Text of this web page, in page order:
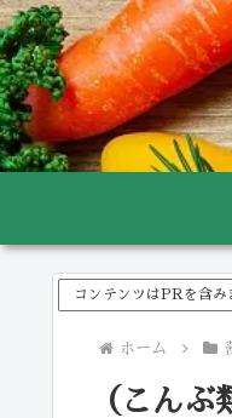
コンテンツはPRを含み
ホーム
（こん